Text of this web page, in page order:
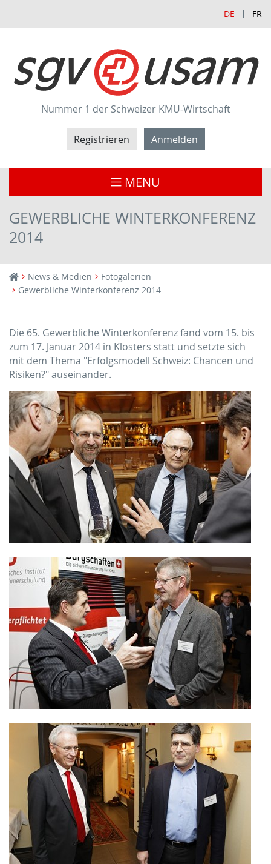
DE FR
Nummer 1 der Schweizer KMU-Wirtschaft
Registrieren Anmelden
MENU
GEWERBLICHE WINTERKONFERENZ
2014
News & Medien
Fotogalerien
Gewerbliche Winterkonferenz 2014
Die 65. Gewerbliche Winterkonferenz fand vom 15. bis
zum 17. Januar 2014 in Klosters statt und setzte sich
mit dem Thema "Erfolgsmodell Schweiz: Chancen und
Risiken?" auseinander.